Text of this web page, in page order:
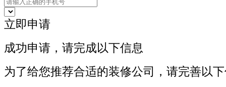
立即申请
成功申请，请完成以下信息
为了给您推荐合适的装修公司，请完善以